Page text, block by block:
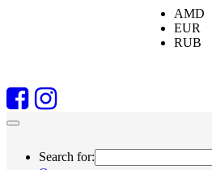
AMD
EUR
RUB
Search for: